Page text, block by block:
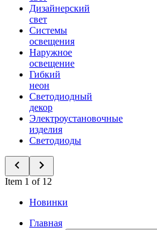
Дизайнерский
свет
Системы
освещения
Наружное
освещение
Гибкий
неон
Светодиодный
декор
Электроустановочные
изделия
Светодиоды
Item 1 of 12
Новинки
Главная